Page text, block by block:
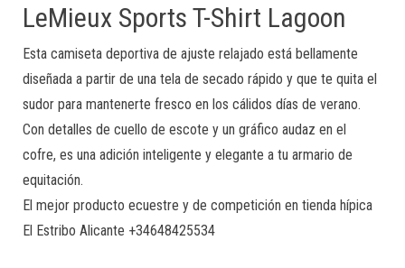
LeMieux Sports T-Shirt Lagoon
Esta camiseta deportiva de ajuste relajado está bellamente
diseñada a partir de una tela de secado rápido y que te quita el
sudor para mantenerte fresco en los cálidos días de verano.
Con detalles de cuello de escote y un gráfico audaz en el
cofre, es una adición inteligente y elegante a tu armario de
equitación.
El mejor producto ecuestre y de competición en tienda hípica
El Estribo Alicante +34648425534